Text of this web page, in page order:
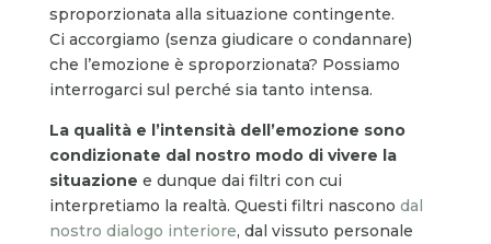
sproporzionata alla situazione contingente.
Ci accorgiamo (senza giudicare o condannare)
che l’emozione è sproporzionata? Possiamo
interrogarci sul perché sia tanto intensa.
La qualità e l’intensità dell’emozione sono
condizionate dal nostro modo di vivere la
situazione e dunque dai filtri con cui
interpretiamo la realtà. Questi filtri nascono dal
nostro dialogo interiore, dal vissuto personale